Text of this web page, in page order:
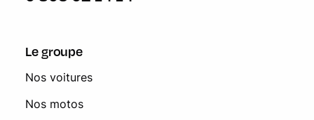
Le groupe
Nos voitures
Nos motos